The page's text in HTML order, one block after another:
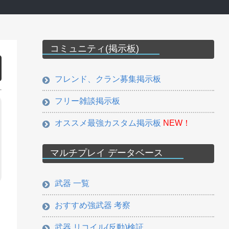
コミュニティ(掲示板)
フレンド、クラン募集掲示板
フリー雑談掲示板
オススメ最強カスタム掲示板 NEW！
マルチプレイ データベース
武器 一覧
おすすめ強武器 考察
武器 リコイル(反動)検証